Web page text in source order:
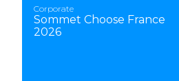
Corporate
Sommet Choose France
2026